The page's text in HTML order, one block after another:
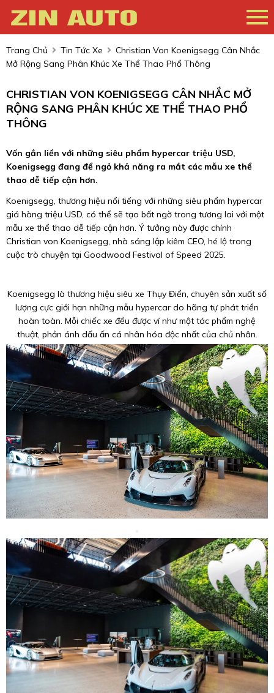
Trang Chủ Tin Tức Xe
Christian Von Koenigsegg Cân Nhắc
Mở Rộng Sang Phân Khúc Xe Thể Thao Phổ Thông
CHRISTIAN VON KOENIGSEGG CÂN NHẮC MỞ
RỘNG SANG PHÂN KHÚC XE THỂ THAO PHỔ
THÔNG
Vốn gắn liền với những siêu phẩm hypercar triệu USD,
Koenigsegg đang để ngỏ khả năng ra mắt các mẫu xe thể
thao dễ tiếp cận hơn.
Koenigsegg, thương hiệu nổi tiếng với những siêu phẩm hypercar
giá hàng triệu USD, có thể sẽ tạo bất ngờ trong tương lai với một
mẫu xe thể thao dễ tiếp cận hơn. Ý tưởng này được chính
Christian von Koenigsegg, nhà sáng lập kiêm CEO, hé lộ trong
cuộc trò chuyện tại Goodwood Festival of Speed 2025.
Koenigsegg là thương hiệu siêu xe Thụy Điển, chuyên sản xuất số
lượng cực giới hạn những mẫu hypercar do hãng tự phát triển
hoàn toàn. Mỗi chiếc xe đều được ví như một tác phẩm nghệ
thuật, phản ánh dấu ấn cá nhân hóa độc nhất của chủ nhân.